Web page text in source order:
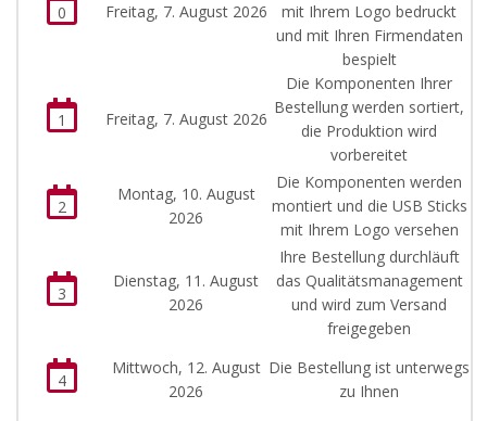
0 Freitag, 7. August 2026
mit Ihrem Logo bedruckt
und mit Ihren Firmendaten
bespielt
1 Freitag, 7. August 2026
Die Komponenten Ihrer
Bestellung werden sortiert,
die Produktion wird
vorbereitet
2
Montag, 10. August
2026
Die Komponenten werden
montiert und die USB Sticks
mit Ihrem Logo versehen
3
Dienstag, 11. August
2026
Ihre Bestellung durchläuft
das Qualitätsmanagement
und wird zum Versand
freigegeben
4
Mittwoch, 12. August
2026
Die Bestellung ist unterwegs
zu Ihnen